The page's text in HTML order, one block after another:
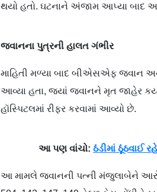
થયો હતો. ઘટનાને અંજામ આપ્યા બાદ
જવાનના પુત્રની હાલત ગંભીર
માહિતી મળ્યા બાદ બીએસએફ જવાન
આવ્યા હતા, જ્યાં જવાનને મૃત જાહેર
હૉસ્પિટલમાં રીફર કરવામાં આવ્યો છે.
આ પણ વાંચો:ઠંડીમાં ઠૂંઠવાઈ
આ મામલે જવાનની પત્ની મંજુલાબેને